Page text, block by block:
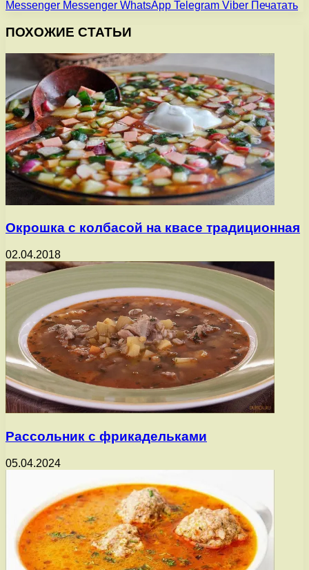
Messenger Messenger WhatsApp Telegram Viber Печатать
ПОХОЖИЕ СТАТЬИ
Окрошка с колбасой на квасе традиционная
02.04.2018
Рассольник с фрикадельками
05.04.2024